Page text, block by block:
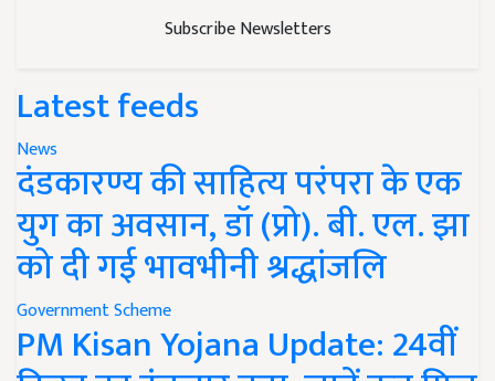
Subscribe Newsletters
Latest feeds
News
दंडकारण्य की साहित्य परंपरा के एक
युग का अवसान, डॉ (प्रो). बी. एल. झा
को दी गई भावभीनी श्रद्धांजलि
Government Scheme
PM Kisan Yojana Update: 24वीं